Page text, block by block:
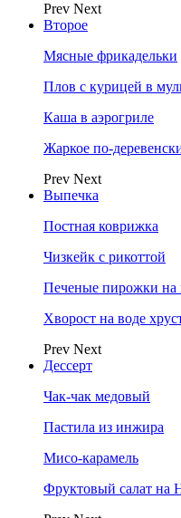
Prev Next
Второе
Мясные фрикадельки
Плов с курицей в
Каша в аэрогриле
Жаркое по-
Prev Next
Выпечка
Постная коврижка
Чизкейк с рикоттой
Печеные пирожки на
Хворост на воде
Prev Next
Дессерт
Чак-чак медовый
Пастила из инжира
Мисо-карамель
Фруктовый салат на